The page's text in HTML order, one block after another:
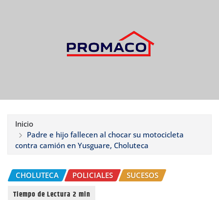
Inicio
Padre e hijo fallecen al chocar su motocicleta
contra camión en Yusguare, Choluteca
CHOLUTECA POLICIALES SUCESOS